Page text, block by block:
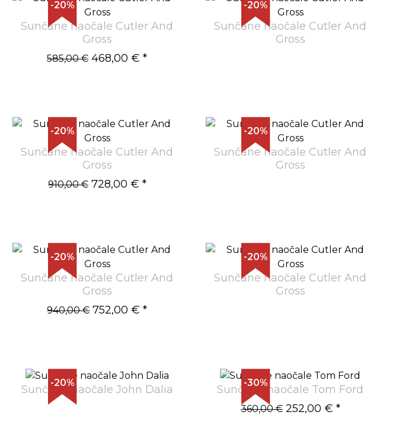
-20%
Sunčane naočale Cutler And
Gross
585,00 €468,00 € *
-20%
Sunčane naočale Cutler And
Gross
-20%
Sunčane naočale Cutler And
Gross
910,00 €728,00 € *
-20%
Sunčane naočale Cutler And
Gross
-20%
Sunčane naočale Cutler And
Gross
940,00 €752,00 € *
-20%
Sunčane naočale Cutler And
Gross
-20%
Sunčane naočale John Dalia
-30%
Sunčane naočale Tom Ford
360,00 €252,00 € *